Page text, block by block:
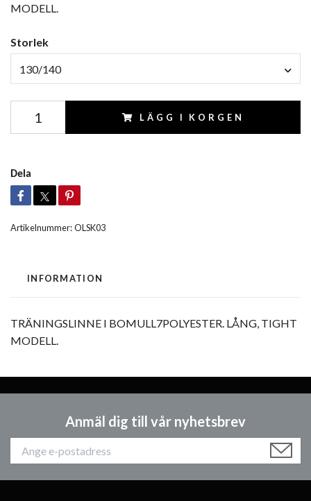
MODELL.
Storlek
130/140
LÄGG I KORGEN
Dela
Artikelnummer:OLSK03
INFORMATION
TRÄNINGSLINNE I BOMULL7POLYESTER. LÅNG, TIGHT
MODELL.
Anmäl dig till vår nyhetsbrev